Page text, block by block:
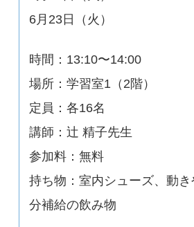
6月23日（火）
時間：13:10〜14:00
場所：学習室1（2階）
定員：各16名
講師：辻 精子先生
参加料：無料
持ち物：室内シューズ、動
分補給の飲み物